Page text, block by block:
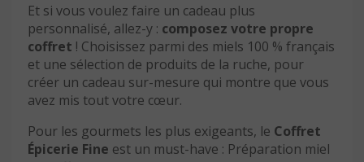
Et si vous voulez faire un cadeau plus
personnalisé, allez-y : composez votre propre
coffret ! Choisissez parmi des miels 100 % français
et une sélection de produits de la ruche, pour
créer un cadeau sur-mesure qui montre que vous
avez mis tout votre cœur.
Pour les gourmets les plus exigeants, le Coffret
Épicerie Fine est un must-have : Préparation miel